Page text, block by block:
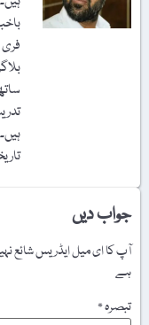
جواب دیں
آپ کا ای میل ایڈریس شائع
ہے
تبصرہ*